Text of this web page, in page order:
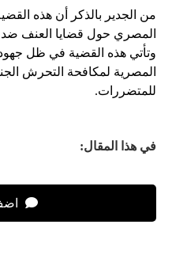
من الجدير بالذكر أن هذه
المصري حول قضايا العنف
وتأتي هذه القضية في ظل
المصرية لمكافحة التحرش
للمتضررات.
في هذا المقال: